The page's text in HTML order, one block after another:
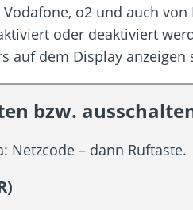
Vodafone, o2 und auch
oder deaktiviert
dem Display anzeigen
bzw.
Netzcode – dann Ruftaste.